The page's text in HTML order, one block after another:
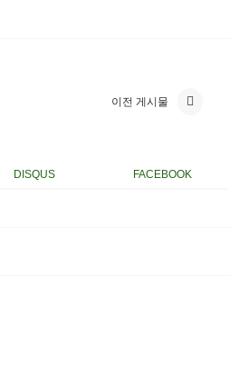
이전 게시물
DISQUS FACEBOOK